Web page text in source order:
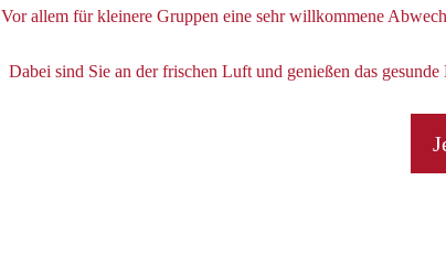
Vor allem für kleinere Gruppen eine sehr willkommene
Dabei sind Sie an der frischen Luft und genießen das